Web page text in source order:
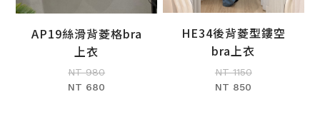
加入購物車
AP19絲滑背菱格bra
上衣
NT 980
NT 680
加入購物車
HE34後背菱型鏤空
bra上衣
NT 1150
NT 850